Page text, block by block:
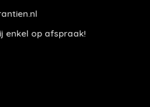
enkel op afspraak!